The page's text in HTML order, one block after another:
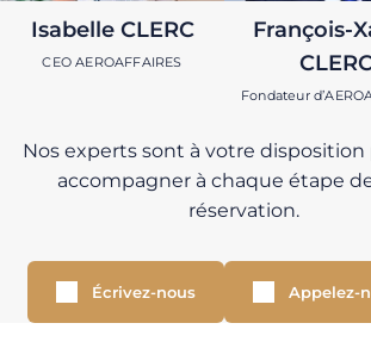
Isabelle CLERC
CEO AEROAFFAIRES
François-
Fondateur
Nos experts sont à votre disposition
accompagner à chaque étape
réservation.
Écrivez-nous Appelez-